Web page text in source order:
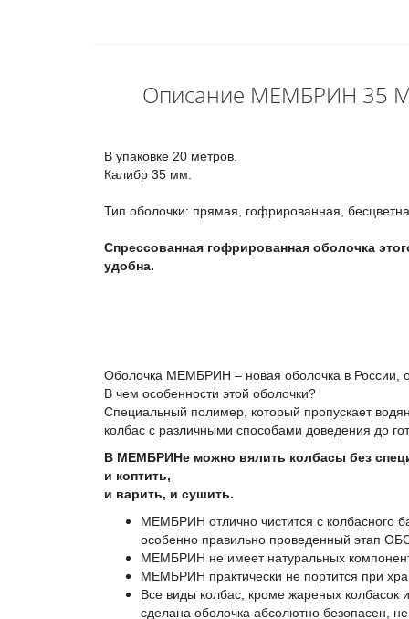
Описание МЕМБРИН 35
В упаковке 20 метров.
Калибр 35 мм.
Тип оболочки: прямая, гофрированная,
Спрессованная гофрированная оболочка
удобна.
Оболочка МЕМБРИН – новая оболочка в России,
В чем особенности этой оболочки?
Специальный полимер, который пропускает
колбас с различными способами доведения до
В МЕМБРИНе можно вялить колбасы без
и коптить,
и варить, и сушить.
МЕМБРИН отлично чистится с колбасного
особенно правильно проведенный этап
МЕМБРИН не имеет натуральных
МЕМБРИН практически не портится при
Все виды колбас, кроме жареных колбасок
сделана оболочка абсолютно безопасен,